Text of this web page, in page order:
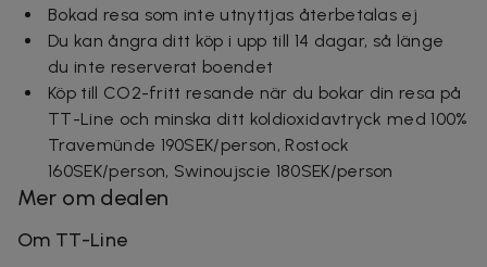
Bokad resa som inte utnyttjas återbetalas ej
Du kan ångra ditt köp i upp till 14 dagar, så länge
du inte reserverat boendet
Köp till CO2-fritt resande när du bokar din resa på
TT-Line och minska ditt koldioxidavtryck med 100%
Travemünde 190SEK/person, Rostock
160SEK/person, Swinoujscie 180SEK/person
Mer om dealen
Om TT-Line